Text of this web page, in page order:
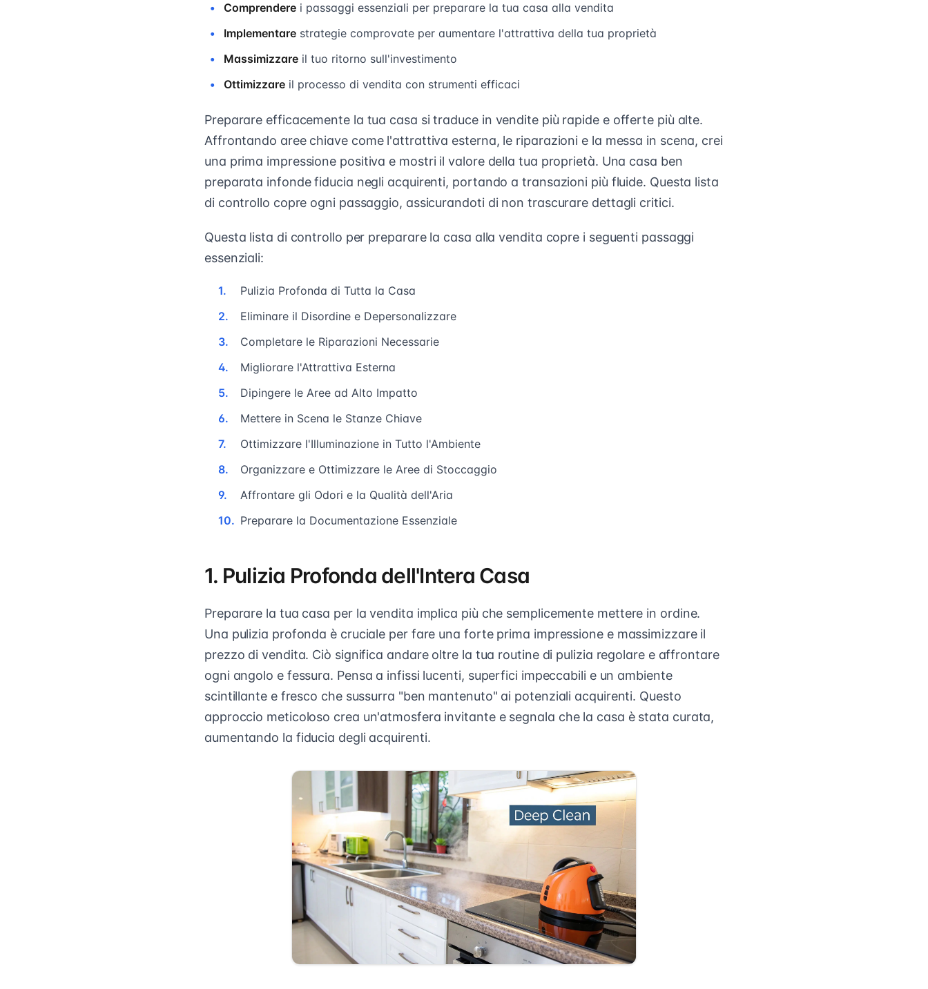
Comprendere i passaggi essenziali per preparare la tua casa alla vendita
Implementare strategie comprovate per aumentare l'attrattiva della tua proprietà
Massimizzare il tuo ritorno sull'investimento
Ottimizzare il processo di vendita con strumenti efficaci
Preparare efficacemente la tua casa si traduce in vendite più rapide e offerte più alte.
Affrontando aree chiave come l'attrattiva esterna, le riparazioni e la messa in scena, crei
una prima impressione positiva e mostri il valore della tua proprietà. Una casa ben
preparata infonde fiducia negli acquirenti, portando a transazioni più fluide. Questa lista
di controllo copre ogni passaggio, assicurandoti di non trascurare dettagli critici.
Questa lista di controllo per preparare la casa alla vendita copre i seguenti passaggi
essenziali:
Pulizia Profonda di Tutta la Casa
Eliminare il Disordine e Depersonalizzare
Completare le Riparazioni Necessarie
Migliorare l'Attrattiva Esterna
Dipingere le Aree ad Alto Impatto
Mettere in Scena le Stanze Chiave
Ottimizzare l'Illuminazione in Tutto l'Ambiente
Organizzare e Ottimizzare le Aree di Stoccaggio
Affrontare gli Odori e la Qualità dell'Aria
Preparare la Documentazione Essenziale
1. Pulizia Profonda dell'Intera Casa
Preparare la tua casa per la vendita implica più che semplicemente mettere in ordine.
Una pulizia profonda è cruciale per fare una forte prima impressione e massimizzare il
prezzo di vendita. Ciò significa andare oltre la tua routine di pulizia regolare e affrontare
ogni angolo e fessura. Pensa a infissi lucenti, superfici impeccabili e un ambiente
scintillante e fresco che sussurra "ben mantenuto" ai potenziali acquirenti. Questo
approccio meticoloso crea un'atmosfera invitante e segnala che la casa è stata curata,
aumentando la fiducia degli acquirenti.